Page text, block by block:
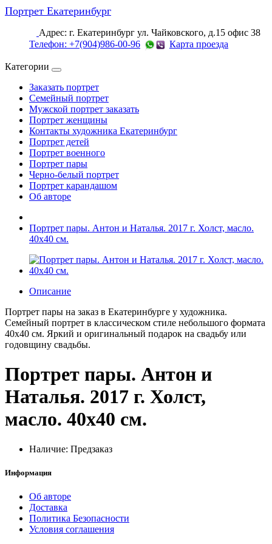
Портрет Екатеринбург
Адрес: г. Екатеринбург ул. Чайковского, д.15 офис 38
Телефон: +7(904)986-00-96
Карта проезда
Категории
Заказать портрет
Семейный портрет
Мужской портрет заказать
Портрет женщины
Контакты художника Екатеринбург
Портрет детей
Портрет военного
Портрет пары
Черно-белый портрет
Портрет карандашом
Об авторе
Портрет пары. Антон и Наталья. 2017 г. Холст, масло.
40х40 см.
Описание
Портрет пары на заказ в Екатеринбурге у художника.
Семейный портрет в классическом стиле небольшого формата
40х40 см. Яркий и оригинальный подарок на свадьбу или
годовщину свадьбы.
Портрет пары. Антон и
Наталья. 2017 г. Холст,
масло. 40х40 см.
Наличие: Предзаказ
Информация
Об авторе
Доставка
Политика Безопасности
Условия соглашения